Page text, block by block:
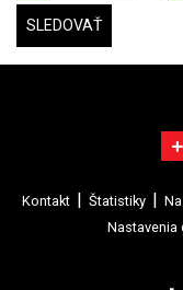
SLEDOVAŤ
Kontakt Štatistiky
Nastavenia